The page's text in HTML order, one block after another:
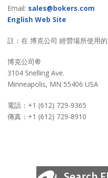
Email: sales@bokers.com
English Web Site
註：在 博克公司 經營場所使用的
博克公司®
3104 Snelling Ave.
Minneapolis, MN 55406 USA
電話：+1 (612) 729-9365
傳真：+1 (612) 729-8910